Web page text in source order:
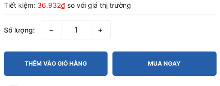
Tiết kiệm: 36.932₫so với giá thị trường
Số lượng: − +
THÊM VÀO GIỎ HÀNG MUA NGAY